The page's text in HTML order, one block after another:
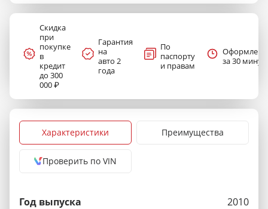
Скидка
при
покупке
в
кредит
до 300
000 ₽
Гарантия
на
авто 2
года
По
паспорту
и правам
за 30 минут
Характеристики Преимущества
Проверить по VIN
Год выпуска 2010